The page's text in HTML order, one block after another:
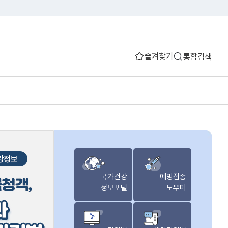
즐겨찾기 통합검색
국가건강
정보포털
예방접종
도우미